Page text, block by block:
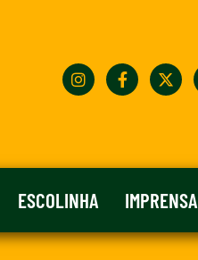
ESCOLINHA IMPRENSA